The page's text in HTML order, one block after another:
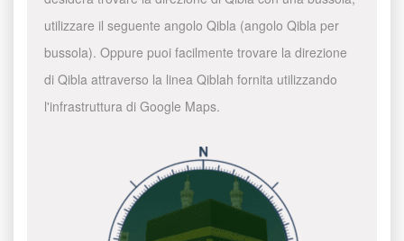
utilizzare il seguente angolo Qibla (angolo Qibla per
bussola). Oppure puoi facilmente trovare la direzione
di Qibla attraverso la linea Qiblah fornita utilizzando
l'infrastruttura di Google Maps.